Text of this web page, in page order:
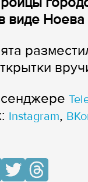
виде Ноева
Instagram,